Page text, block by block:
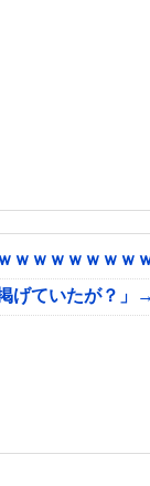
ｗｗｗｗｗ
ていたが？」